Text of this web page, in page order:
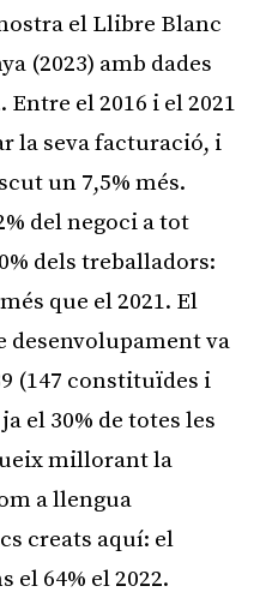
el Llibre Blanc
(2023) amb dades
el 2016 i el 2021
la seva facturació, i
un 7,5% més.
del negoci a tot
dels treballadors:
que el 2021. El
desenvolupament va
(147 constituïdes i
el 30% de totes les
millorant la
a llengua
creats aquí: el
el 64% el 2022.